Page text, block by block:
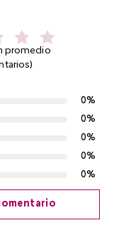
promedio
0%
0%
0%
0%
0%